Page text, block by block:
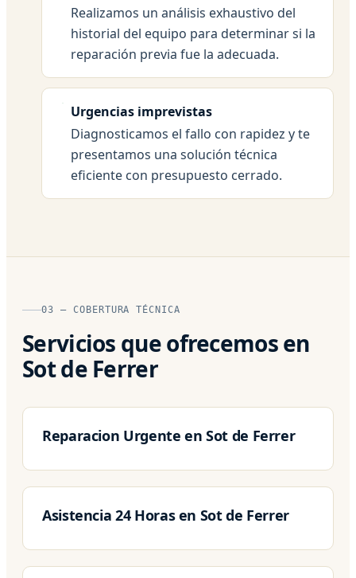
Realizamos un análisis exhaustivo del
historial del equipo para determinar si la
reparación previa fue la adecuada.
Urgencias imprevistas
Diagnosticamos el fallo con rapidez y te
presentamos una solución técnica
eficiente con presupuesto cerrado.
03 — COBERTURA TÉCNICA
Servicios que ofrecemos en
Sot de Ferrer
Reparacion Urgente en Sot de Ferrer
Asistencia 24 Horas en Sot de Ferrer